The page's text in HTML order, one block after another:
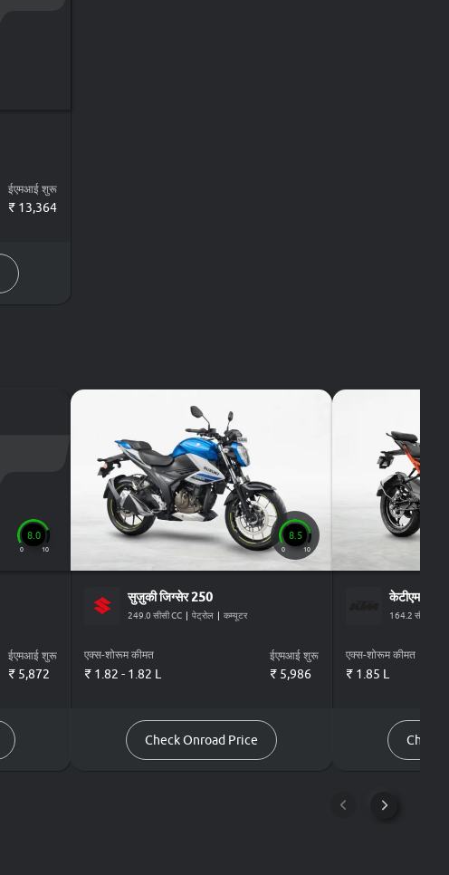
ईएमआई शुरू
₹ 13,364
8.0
0 10
ईएमआई शुरू
₹ 5,872
8.5
0 10
सुज़ुकीजिग्सेर 250
249.0 सीसी CC | पेट्रोल | कम्यूटर
एक्स-शोरूम कीमत
₹ 1.82 - 1.82 L
ईएमआई शुरू
₹ 5,986
Check Onroad Price
केटीएम
164.2 सीसी CC
एक्स-शोरूम कीमत
₹ 1.85 L
Check